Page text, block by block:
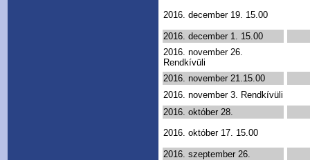
2016. december 19. 15.00
2016. december 1. 15.00
2016. november 26.
Rendkívüli
2016. november 21.15.00
2016. november 3. Rendkívüli
2016. október 28.
2016. október 17. 15.00
2016. szeptember 26.